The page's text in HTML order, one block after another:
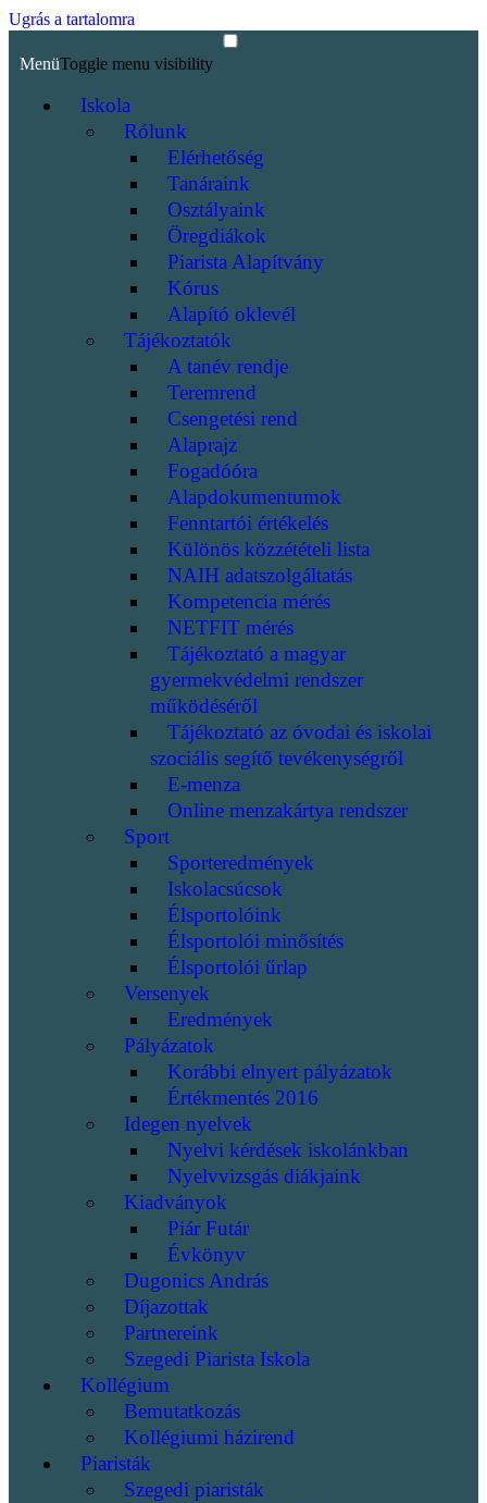
Ugrás a tartalomra
MenüToggle menu visibility
Iskola
Rólunk
Elérhetőség
Tanáraink
Osztályaink
Öregdiákok
Piarista Alapítvány
Kórus
Alapító oklevél
Tájékoztatók
A tanév rendje
Teremrend
Csengetési rend
Alaprajz
Fogadóóra
Alapdokumentumok
Fenntartói értékelés
Különös közzétételi lista
NAIH adatszolgáltatás
Kompetencia mérés
NETFIT mérés
Tájékoztató a magyar
gyermekvédelmi rendszer
működéséről
Tájékoztató az óvodai és iskolai
szociális segítő tevékenységről
E-menza
Online menzakártya rendszer
Sport
Sporteredmények
Iskolacsúcsok
Élsportolóink
Élsportolói minősítés
Élsportolói űrlap
Versenyek
Eredmények
Pályázatok
Korábbi elnyert pályázatok
Értékmentés 2016
Idegen nyelvek
Nyelvi kérdések iskolánkban
Nyelvvizsgás diákjaink
Kiadványok
Piár Futár
Évkönyv
Dugonics András
Díjazottak
Partnereink
Szegedi Piarista Iskola
Kollégium
Bemutatkozás
Kollégiumi házirend
Piaristák
Szegedi piaristák